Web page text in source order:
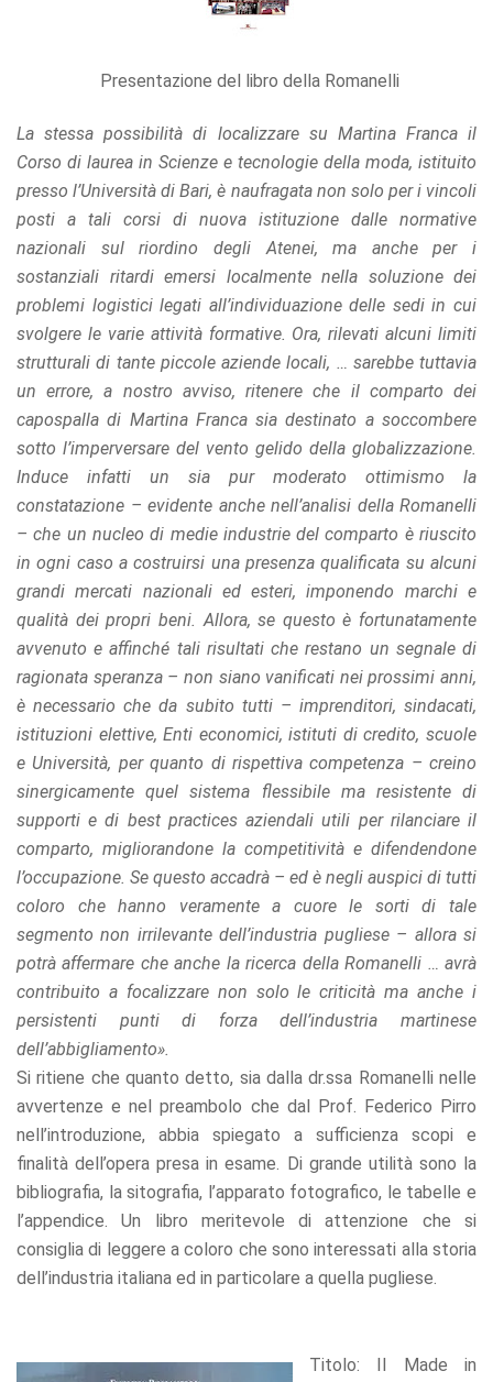
Presentazione del libro della Romanelli
La stessa possibilità di localizzare su Martina Franca il
Corso di laurea in Scienze e tecnologie della moda, istituito
presso l’Università di Bari, è naufragata non solo per i vincoli
posti a tali corsi di nuova istituzione dalle normative
nazionali sul riordino degli Atenei, ma anche per i
sostanziali ritardi emersi localmente nella soluzione dei
problemi logistici legati all’individuazione delle sedi in cui
svolgere le varie attività formative. Ora, rilevati alcuni limiti
strutturali di tante piccole aziende locali, … sarebbe tuttavia
un errore, a nostro avviso, ritenere che il comparto dei
capospalla di Martina Franca sia destinato a soccombere
sotto l’imperversare del vento gelido della globalizzazione.
Induce infatti un sia pur moderato ottimismo la
constatazione – evidente anche nell’analisi della Romanelli
– che un nucleo di medie industrie del comparto è riuscito
in ogni caso a costruirsi una presenza qualificata su alcuni
grandi mercati nazionali ed esteri, imponendo marchi e
qualità dei propri beni. Allora, se questo è fortunatamente
avvenuto e affinché tali risultati che restano un segnale di
ragionata speranza – non siano vanificati nei prossimi anni,
è necessario che da subito tutti – imprenditori, sindacati,
istituzioni elettive, Enti economici, istituti di credito, scuole
e Università, per quanto di rispettiva competenza – creino
sinergicamente quel sistema flessibile ma resistente di
supporti e di best practices aziendali utili per rilanciare il
comparto, migliorandone la competitività e difendendone
l’occupazione. Se questo accadrà – ed è negli auspici di tutti
coloro che hanno veramente a cuore le sorti di tale
segmento non irrilevante dell’industria pugliese – allora si
potrà affermare che anche la ricerca della Romanelli … avrà
contribuito a focalizzare non solo le criticità ma anche i
persistenti punti di forza dell’industria martinese
dell’abbigliamento».
Si ritiene che quanto detto, sia dalla dr.ssa Romanelli nelle
avvertenze e nel preambolo che dal Prof. Federico Pirro
nell’introduzione, abbia spiegato a sufficienza scopi e
finalità dell’opera presa in esame. Di grande utilità sono la
bibliografia, la sitografia, l’apparato fotografico, le tabelle e
l’appendice. Un libro meritevole di attenzione che si
consiglia di leggere a coloro che sono interessati alla storia
dell’industria italiana ed in particolare a quella pugliese.
Titolo: Il Made in